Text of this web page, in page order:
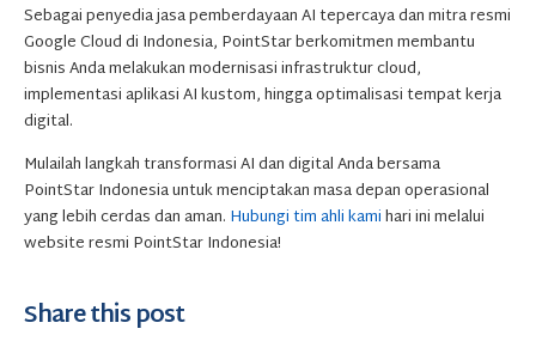
Sebagai penyedia jasa pemberdayaan AI tepercaya dan mitra resmi
Google Cloud di Indonesia, PointStar berkomitmen membantu
bisnis Anda melakukan modernisasi infrastruktur cloud,
implementasi aplikasi AI kustom, hingga optimalisasi tempat kerja
digital.
Mulailah langkah transformasi AI dan digital Anda bersama
PointStar Indonesia untuk menciptakan masa depan operasional
yang lebih cerdas dan aman. Hubungi tim ahli kamihari ini melalui
website resmi PointStar Indonesia!
Share this post